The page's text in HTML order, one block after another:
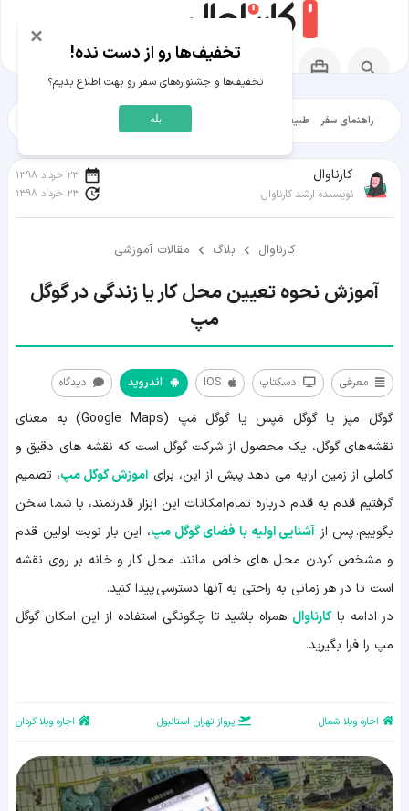
راهنمای سفر طبیعت‌گردی شهرگردی
کارناوال
نویسنده ارشد کارناوال
23 خرداد 1398
23 خرداد 1398
کارناوال بلاگ مقالات آموزشی
آموزش نحوه تعیین محل کار یا زندگی در گوگل
مپ
معرفی دسکتاپ IOS اندروید
دیدگاه
معرفی
دسکتاپ
iOS
گوگل مپز یا گوگل مَپس یا گوگل مَپ (Google Maps) به معنای
نقشه‌های گوگل، یک محصول از شرکت گوگل است که نقشه های دقیق و
کاملی از زمین ارایه می دهد. پیش از این، برای آموزش گوگل مپ، تصمیم
گرفتیم قدم به قدم درباره تمام امکانات این ابزار قدرتمند، با شما سخن
بگوییم. پس از آشنایی اولیه با فضای گوگل مپ، این بار نوبت اولین قدم
و مشخص کردن محل های خاص مانند محل کار و خانه بر روی نقشه
است تا در هر زمانی به راحتی به آنها دسترسی پیدا کنید.
در ادامه باکارناوال همراه باشید تا چگونگی استفاده از این امکان گوگل
مپ را فرا بگیرید.
اجاره ویلا شمال پرواز تهران استانبول اجاره ویلا کردان
×
تخفیف‌ها رو از دست نده!
تخفیف‌ها و جشنواره‌های سفر رو بهت اطلاع بدیم؟
بله